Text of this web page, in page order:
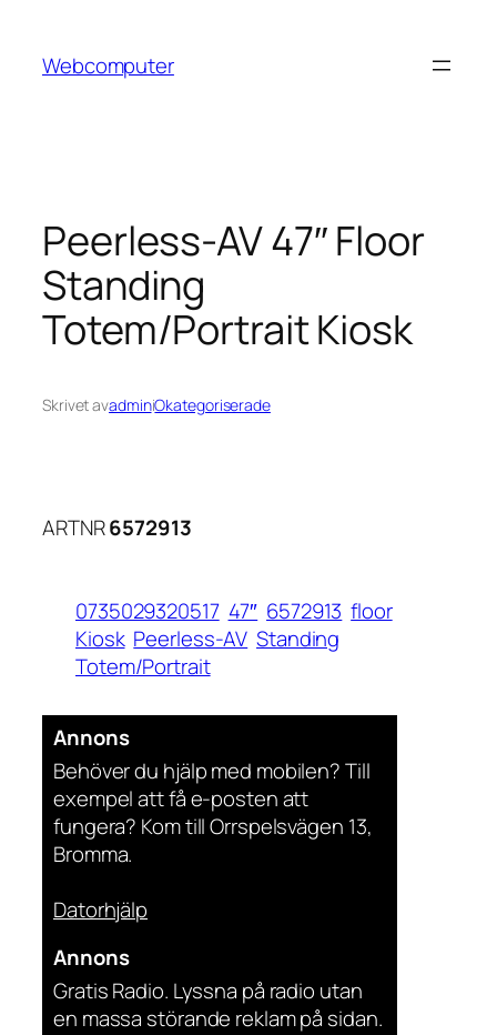
innehåll
Webcomputer
Peerless-AV 47″ Floor
Standing
Totem/Portrait Kiosk
Skrivet avadminiOkategoriserade
ARTNR6572913
0735029320517 47″ 6572913 floor
Kiosk Peerless-AV Standing
Totem/Portrait
Annons
Behöver du hjälp med mobilen? Till
exempel att få e-posten att
fungera? Kom till Orrspelsvägen 13,
Bromma.
Datorhjälp
Annons
Gratis Radio. Lyssna på radio utan
en massa störande reklam på sidan.